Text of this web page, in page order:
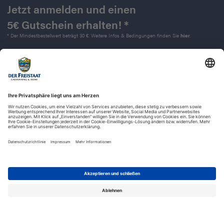
Jetzt anmelden und einen
5€ Gutschein erhalten! *
* Der Mindestbestellwert beträgt 30 €. Weitere Infos & Bedingungen finden Sie hier